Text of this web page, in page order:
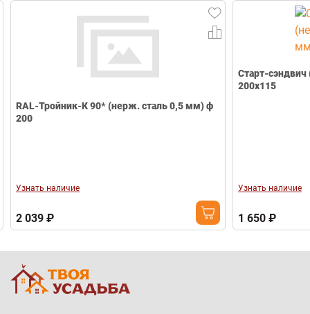
Тройник-К 90* (нерж. сталь 0,5 мм) ф
наличие
₽
Старт-сэндвич
200х115
Узнать наличие
1 650 ₽